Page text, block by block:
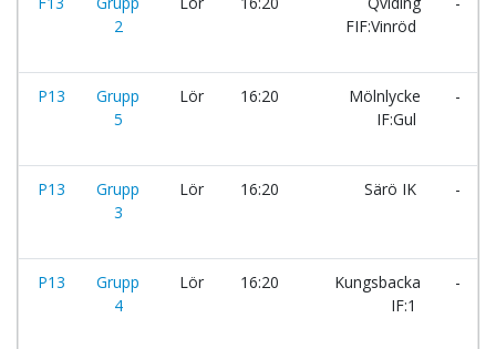
2
FIF:Vinröd
P13
Grupp
5
Lör 16:20
Mölnlycke
IF:Gul
-
P13
Grupp
3
Lör 16:20 Särö IK -
P13
Grupp
4
Lör 16:20
Kungsbacka
IF:1
-